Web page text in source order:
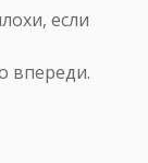
если
впереди.